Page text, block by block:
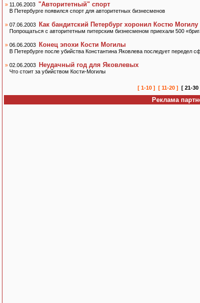
» 11.06.2003 "Авторитетный" спорт
В Петербурге появился спорт для авторитетных бизнесменов
» 07.06.2003 Как бандитский Петербург хоронил Костю Могилу
Попрощаться с авторитетным питерским бизнесменом приехали 500
» 06.06.2003 Конец эпохи Кости Могилы
В Петербурге после убийства Константина Яковлева последует передел
» 02.06.2003 Неудачный год для Яковлевых
Что стоит за убийством Кости-Могилы
[ 1-10 ] [ 11-20 ] [ 21-30
Реклама